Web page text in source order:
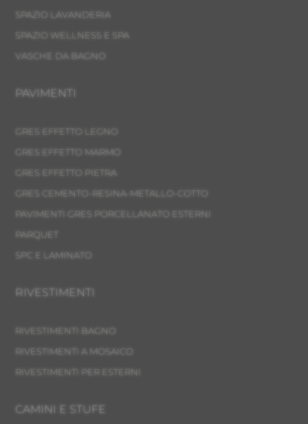
SPAZIO LAVANDERIA
SPAZIO WELLNESS E SPA
VASCHE DA BAGNO
PAVIMENTI
GRES EFFETTO LEGNO
GRES EFFETTO MARMO
GRES EFFETTO PIETRA
GRES CEMENTO-RESINA-METALLO-COTTO
PAVIMENTI GRES PORCELLANATO ESTERNI
PARQUET
SPC E LAMINATO
RIVESTIMENTI
RIVESTIMENTI BAGNO
RIVESTIMENTI A MOSAICO
RIVESTIMENTI PER ESTERNI
CAMINI E STUFE